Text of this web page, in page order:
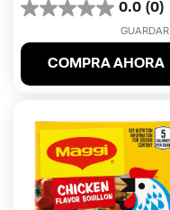
0.0 (0)
0.0
5
estrellas.
GUARDAR
COMPRA AHORA